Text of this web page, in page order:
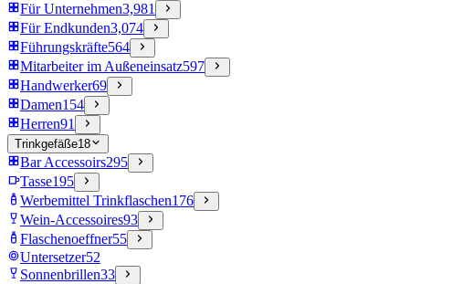
Für Unternehmen3,981
Für Endkunden3,074
Führungskräfte564
Mitarbeiter im Außeneinsatz597
Handwerker69
Damen154
Herren91
Trinkgefäße18
Bar Accessoirs295
Tasse195
Werbemittel Trinkflaschen176
Wein-Accessoires93
Flaschenoeffner55
Untersetzer52
Sonnenbrillen33